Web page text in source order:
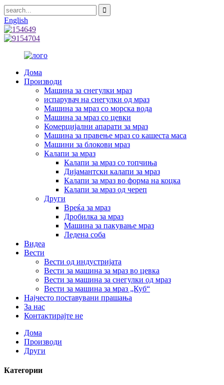
English
Дома
Производи
Машина за снегулки мраз
испарувач на снегулки од мраз
Машина за мраз со морска вода
Машина за мраз со цевки
Комерцијални апарати за мраз
Машина за правење мраз со кашеста маса
Машини за блокови мраз
Калапи за мраз
Калапи за мраз со топчиња
Дијамантски калапи за мраз
Калапи за мраз во форма на коцка
Калапи за мраз од череп
Други
Вреќа за мраз
Дробилка за мраз
Машина за пакување мраз
Ледена соба
Видеа
Вести
Вести од индустријата
Вести за машина за мраз во цевка
Вести за машина за снегулки од мраз
Вести за машина за мраз „Куб“
Најчесто поставувани прашања
За нас
Контактирајте не
Дома
Производи
Други
Категории